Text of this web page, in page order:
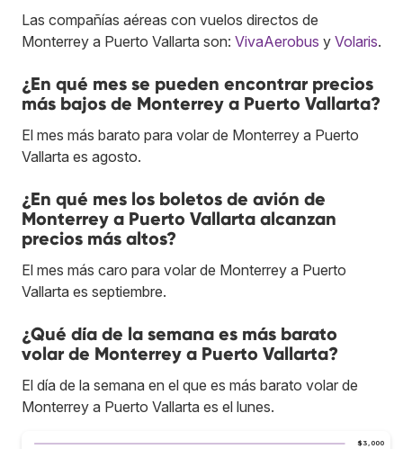
Las compañías aéreas con vuelos directos de
Monterrey a Puerto Vallarta son: VivaAerobus y Volaris.
¿En qué mes se pueden encontrar precios
más bajos de Monterrey a Puerto Vallarta?
El mes más barato para volar de Monterrey a Puerto
Vallarta es agosto.
¿En qué mes los boletos de avión de
Monterrey a Puerto Vallarta alcanzan
precios más altos?
El mes más caro para volar de Monterrey a Puerto
Vallarta es septiembre.
¿Qué día de la semana es más barato
volar de Monterrey a Puerto Vallarta?
El día de la semana en el que es más barato volar de
Monterrey a Puerto Vallarta es el lunes.
$3,000